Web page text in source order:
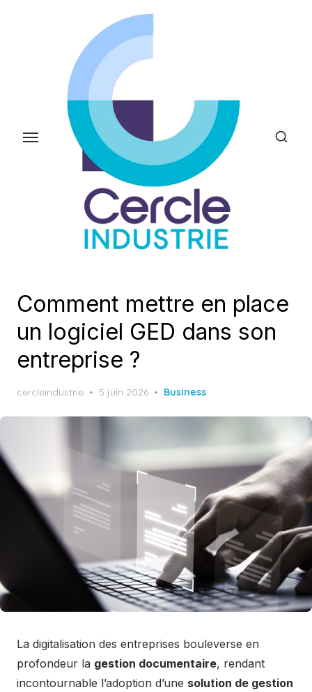
Comment mettre en place
un logiciel GED dans son
entreprise ?
cercleindustrie
Posted
5 juin 2026 Business
La digitalisation des entreprises bouleverse en
profondeur la gestion documentaire, rendant
incontournable l’adoption d’une solution de gestion